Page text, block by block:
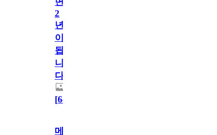
2
년
이
됩
니
다.
[64
메